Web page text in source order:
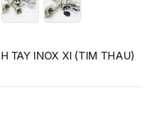
TAY INOX XI (TIM THAU)